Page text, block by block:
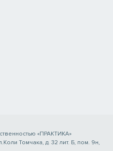
«ПРАКТИКА»
Томчака, д. 32 лит. Б, пом. 9н,